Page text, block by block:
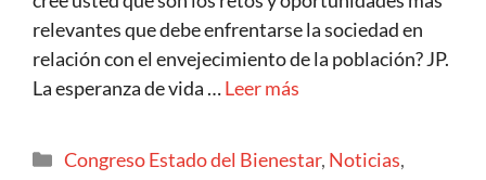
relevantes que debe enfrentarse la sociedad en
relación con el envejecimiento de la población? JP.
La esperanza de vida …Leer más
Congreso Estado del Bienestar, Noticias,